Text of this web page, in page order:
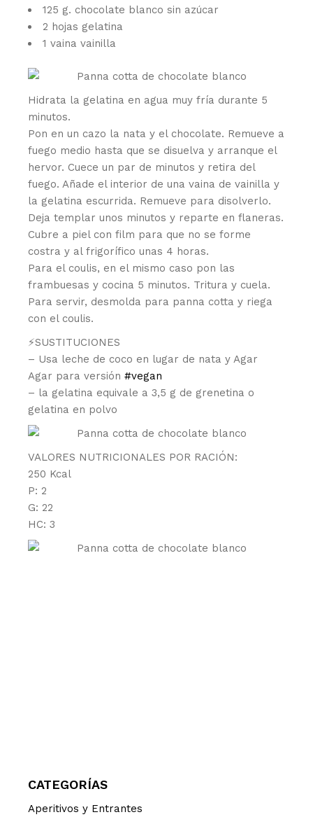
125 g. chocolate blanco sin azúcar
2 hojas gelatina
1 vaina vainilla
Hidrata la gelatina en agua muy fría durante 5
minutos.
Pon en un cazo la nata y el chocolate. Remueve a
fuego medio hasta que se disuelva y arranque el
hervor. Cuece un par de minutos y retira del
fuego. Añade el interior de una vaina de vainilla y
la gelatina escurrida. Remueve para disolverlo.
Deja templar unos minutos y reparte en flaneras.
Cubre a piel con film para que no se forme
costra y al frigorífico unas 4 horas.
Para el coulis, en el mismo caso pon las
frambuesas y cocina 5 minutos. Tritura y cuela.
Para servir, desmolda para panna cotta y riega
con el coulis.
⚡️SUSTITUCIONES
– Usa leche de coco en lugar de nata y Agar
Agar para versión#vegan
– la gelatina equivale a 3,5 g de grenetina o
gelatina en polvo
VALORES NUTRICIONALES POR RACIÓN:
250 Kcal
P: 2
G: 22
HC: 3
CATEGORÍAS
Aperitivos y Entrantes